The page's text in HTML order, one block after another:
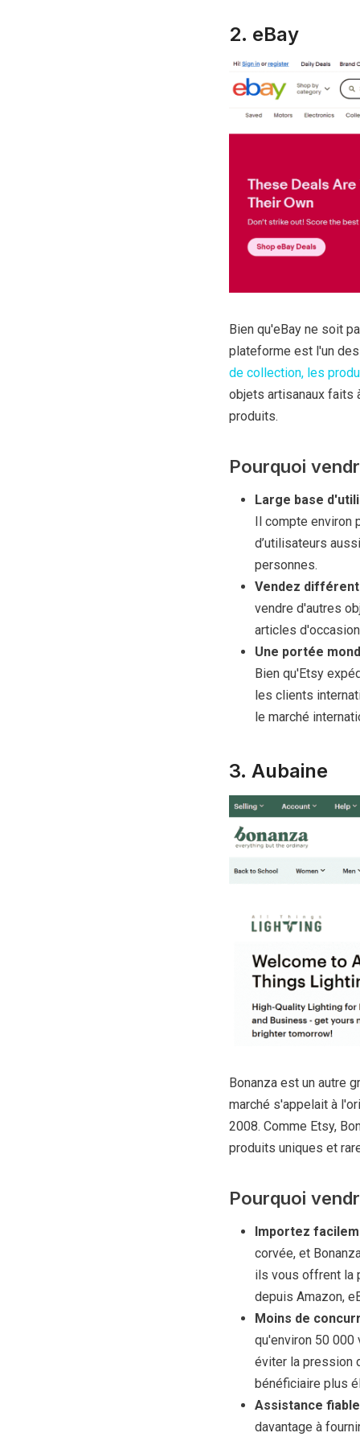
2. eBay
Bien qu'eBay ne soit
plateforme est l'un
de collection, les
objets artisanaux faits
produits.
Pourquoi
Large base
Il compte
d’utilisateurs
personnes.
Vendez
vendre d'autres
articles
Une portée
Bien qu'Etsy
les clients
le marché
3. Aubaine
Bonanza est un autre
marché s'appelait à
2008. Comme Etsy,
produits uniques et
Pourquoi
Importez
corvée, et
ils vous offrent la
depuis Amazon,
Moins de
qu'environ 50 000
éviter la pression
bénéficiaire plus
Assistance
davantage à